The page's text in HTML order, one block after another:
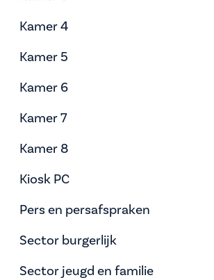
Kamer 4
Kamer 5
Kamer 6
Kamer 7
Kamer 8
Kiosk PC
Pers en persafspraken
Sector burgerlijk
Sector jeugd en familie